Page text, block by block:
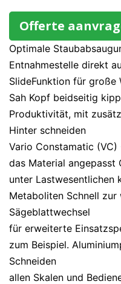
Offerte
Optimale
Entnahmestelle direkt
SlideFunktion für große
Sah Kopf beidseitig
Produktivität, mit
Hinter schneiden
Vario Constamatic
das Material angepasst
unter Lastwesentlichen
Metaboliten Schnell zur
Sägeblattwechsel
für erweiterte
zum Beispiel.
Schneiden
allen Skalen und